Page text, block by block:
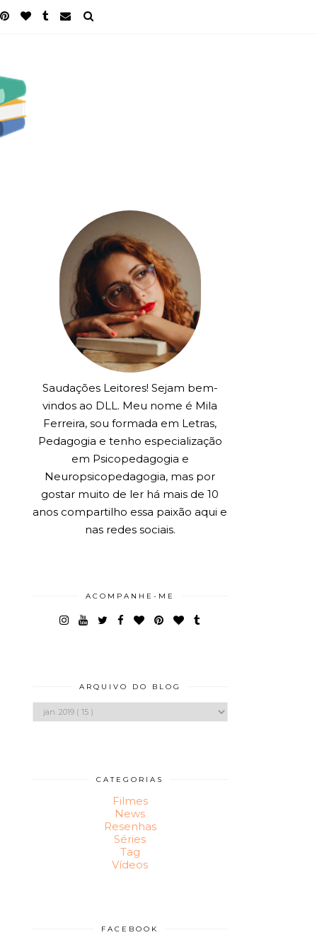
Saudações Leitores! Sejam bem-
vindos ao DLL. Meu nome é Mila
Ferreira, sou formada em Letras,
Pedagogia e tenho especialização
em Psicopedagogia e
Neuropsicopedagogia, mas por
gostar muito de ler há mais de 10
anos compartilho essa paixão aqui e
nas redes sociais.
ACOMPANHE-ME
ARQUIVO DO BLOG
CATEGORIAS
Filmes
News
Resenhas
Séries
Tag
Vídeos
FACEBOOK